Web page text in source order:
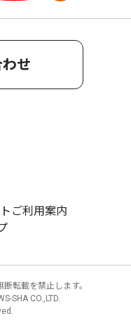
せ
ご利用案内
転載を禁止します。
SHA CO.,LTD.